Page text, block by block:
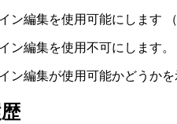
ン編集を使用可能にします
ン編集を使用不可にします。
ン編集が使用可能かどうかを